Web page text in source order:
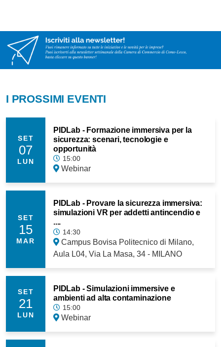
I PROSSIMI EVENTI
SET
07
LUN
PIDLab - Formazione immersiva per la
sicurezza: scenari, tecnologie e
opportunità
15:00
Webinar
SET
15
MAR
PIDLab - Provare la sicurezza immersiva:
simulazioni VR per addetti antincendio e
....
14:30
Campus Bovisa Politecnico di Milano,
Aula L04, Via La Masa, 34 - MILANO
SET
21
LUN
PIDLab - Simulazioni immersive e
ambienti ad alta contaminazione
15:00
Webinar